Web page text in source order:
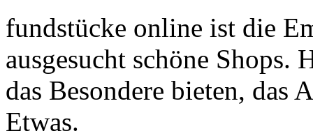
fundstücke online ist die
ausgesucht schöne Shops.
das Besondere bieten, das
Etwas.